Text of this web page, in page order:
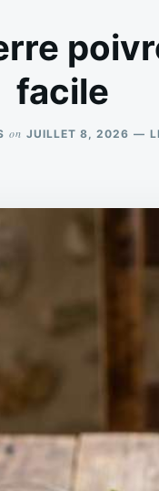
facile
on JUILLET 8, 2026